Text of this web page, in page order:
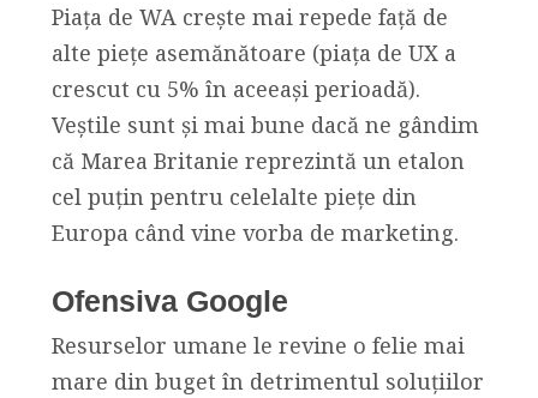
Piața de WA crește mai repede față de
alte piețe asemănătoare (piața de UX a
crescut cu 5% în aceeași perioadă).
Veștile sunt și mai bune dacă ne gândim
că Marea Britanie reprezintă un etalon
cel puțin pentru celelalte piețe din
Europa când vine vorba de marketing.
Ofensiva Google
Resurselor umane le revine o felie mai
mare din buget în detrimentul soluțiilor